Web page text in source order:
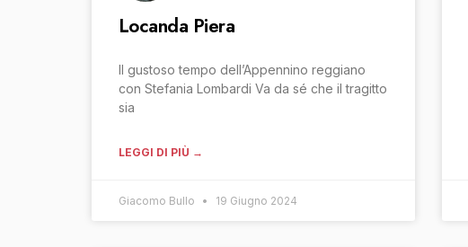
Locanda Piera
Il gustoso tempo dell’Appennino reggiano
con Stefania Lombardi Va da sé che il tragitto
sia
LEGGI DI PIÙ →
Giacomo Bullo 19 Giugno 2024